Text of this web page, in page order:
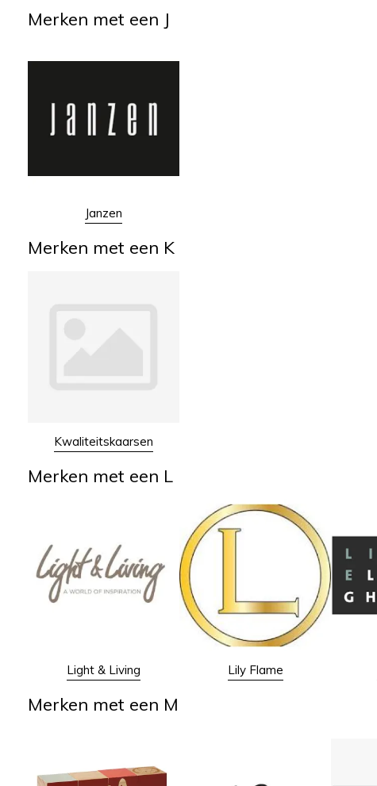
Merken met een J
Janzen
Merken met een K
Kwaliteitskaarsen
Merken met een L
Light & Living Lily Flame
Merken met een M